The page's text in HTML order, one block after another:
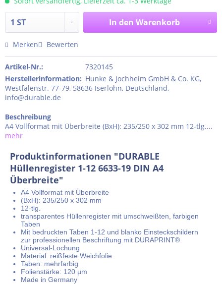
In den Warenkorb
Merken Bewerten
Artikel-Nr.:
7320145
Herstellerinformation: Hunke & Jochheim GmbH & Co. KG,
Westfalenstr. 77-79, 58636 Iserlohn, Deutschland,
info@durable.de
Beschreibung
A4 Vollformat mit Überbreite (BxH): 235/250 x 302 mm 12-tlg....
mehr
Produktinformationen "DURABLE
Hüllenregister 1-12 6633-19 DIN A4
Überbreite"
A4 Vollformat mit Überbreite
(BxH): 235/250 x 302 mm
12-tlg.
transparentes Hüllenregister mit umschweißten, farbigen
Taben
Mit bedruckten Taben 1-12 und blanko Einsteckschildern
zur professionellen Beschriftung mit DURAPRINT®
Universal-Lochung
Material: reißfeste Weichfolie
Taben: mehrfarbig
Folienstärke: 120 µm
Made in Germany